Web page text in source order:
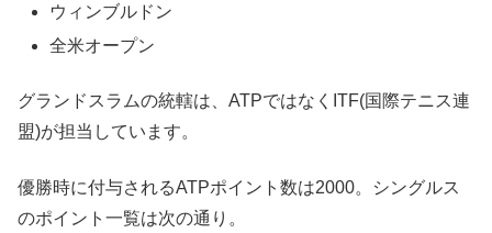
ウィンブルドン
全米オープン
グランドスラムの統轄は、ATPではなくITF(国際テニス連
盟)が担当しています。
優勝時に付与されるATPポイント数は2000。シングルス
のポイント一覧は次の通り。